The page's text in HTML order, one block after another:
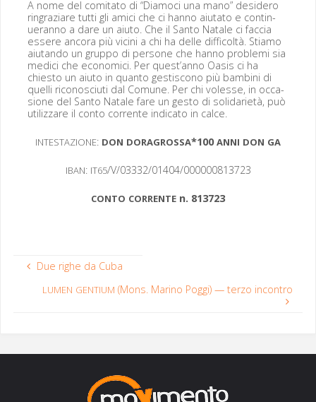
A nome del comi­ta­to di “Diamo­ci una mano” desidero
ringraziare tut­ti gli ami­ci che ci han­no aiu­ta­to e con­tin­
uer­an­no a dare un aiu­to. Che il San­to Natale ci fac­cia
essere anco­ra più vici­ni a chi ha delle dif­fi­coltà. Sti­amo
aiu­tan­do un grup­po di per­sone che han­no prob­le­mi sia
medici che eco­nomi­ci. Per quest’anno Oasis ci ha
chiesto un aiu­to in quan­to gestis­cono più bam­bi­ni di
quel­li riconosciu­ti dal Comune. Per chi volesse, in occa­
sione del San­to Natale fare un gesto di sol­i­da­ri­età, può
uti­liz­zare il con­to cor­rente indi­ca­to in calce.
INTESTAZIONE: DON DORAGROSSA*100ANNI DON GA
IBAN: IT65/V/03332/01404/000000813723
CONTO CORRENTE n. 813723
Due righe da Cuba
LUMEN GENTIUM (Mons. Marino Poggi) — terzo incontro